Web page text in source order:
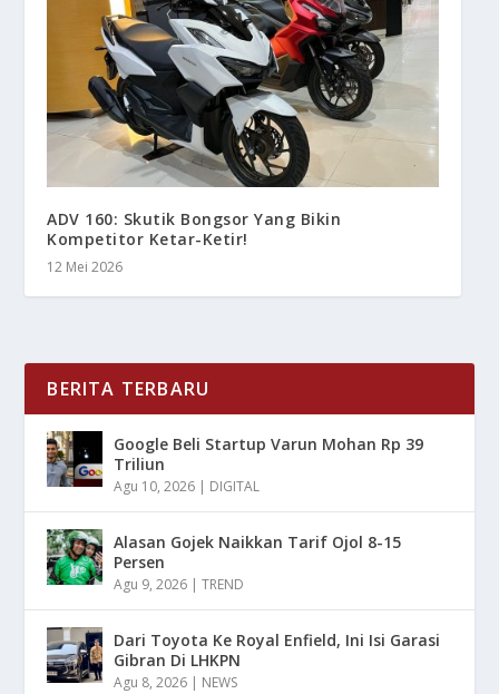
ADV 160: Skutik Bongsor Yang Bikin
Kompetitor Ketar-Ketir!
12 Mei 2026
BERITA TERBARU
Google Beli Startup Varun Mohan Rp 39
Triliun
Agu 10, 2026 | DIGITAL
Alasan Gojek Naikkan Tarif Ojol 8-15
Persen
Agu 9, 2026 |TREND
Dari Toyota Ke Royal Enfield, Ini Isi Garasi
Gibran Di LHKPN
Agu 8, 2026 | NEWS